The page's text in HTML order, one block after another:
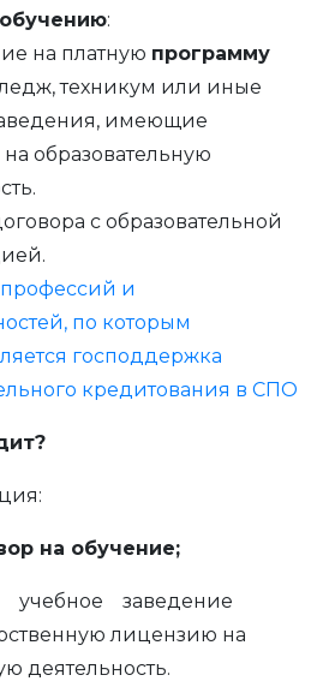
:
на платную программу
техникум или иные
имеющие
образовательную
с образовательной
и
по которым
господдержка
кредитования в СПО
на обучение;
учебное заведение
лицензию на
деятельность.